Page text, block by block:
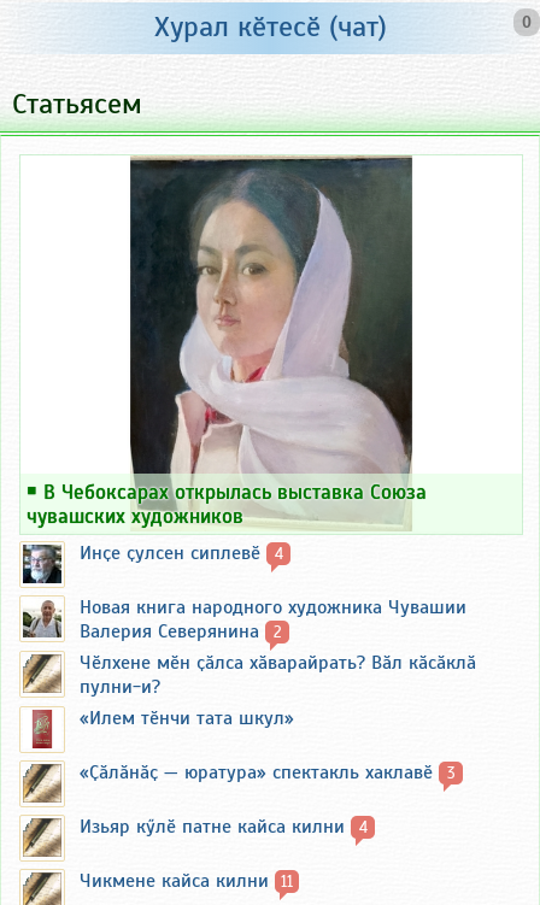
0
Хурал кӗтесӗ (чат)
Статьясем
￭ В Чебоксарах открылась выставка Союза
чувашских художников
Инҫе ҫулсен сиплевӗ 4
Новая книга народного художника Чувашии
Валерия Северянина
2
Чӗлхене мӗн ҫӑлса хӑварайрать? Вӑл кӑсӑклӑ
пулни-и?
«Илем тӗнчи тата шкул»
«Ҫӑлӑнӑҫ — юратура» спектакль хаклавӗ 3
Изьяр кӳлӗ патне кайса килни 4
Чикмене кайса килни 11